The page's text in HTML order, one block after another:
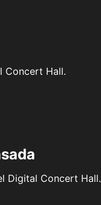
Concert Hall.
Digital Concert Hall.